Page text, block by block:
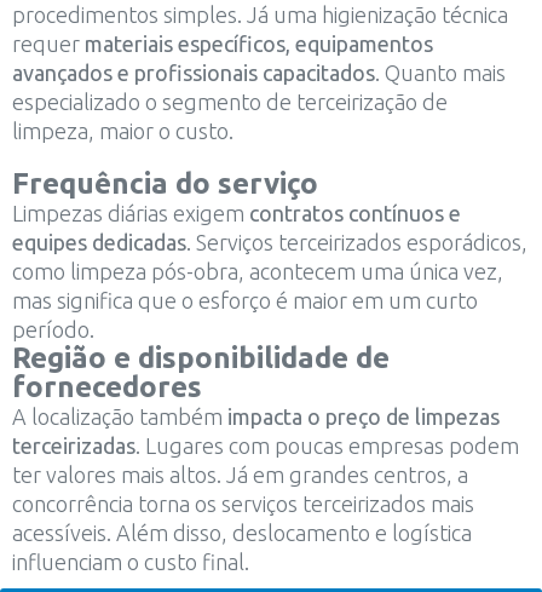
procedimentos simples. Já uma higienização técnica
requer materiais específicos, equipamentos
avançados e profissionais capacitados . Quanto mais
especializado o segmento de terceirização de
limpeza, maior o custo.
Frequência do serviço
Limpezas diárias exigem contratos contínuos e
equipes dedicadas . Serviços terceirizados esporádicos,
como limpeza pós-obra, acontecem uma única vez,
mas significa que o esforço é maior em um curto
período.
Região e disponibilidade de
fornecedores
A localização também impacta o preço de limpezas
terceirizadas . Lugares com poucas empresas podem
ter valores mais altos. Já em grandes centros, a
concorrência torna os serviços terceirizados mais
acessíveis. Além disso, deslocamento e logística
influenciam o custo final.